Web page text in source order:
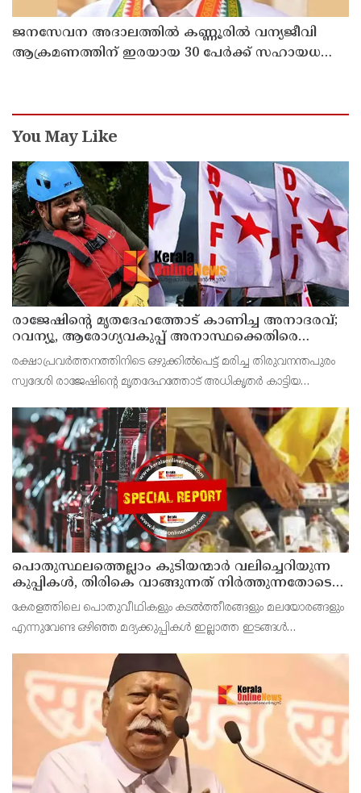
ജനസേവന അദാലത്തിൽ കണ്ണൂരിൽ വന്യജീവി
ആക്രമണത്തിന് ഇരയായ 30 പേർക്ക് സഹായധനം
You May Like
രാജേഷിന്റെ മൃതദേഹത്തോട് കാണിച്ച അനാദരവ്;
റവന്യൂ, ആരോഗ്യവകുപ്പ് അനാസ്ഥക്കെതിരെ
കടുത്ത നടപടി വേണം; ഡിവൈഎഫ്ഐ
ശക്തമായ പ്രതിഷേധത്തിലേക്ക്
രക്ഷാപ്രവർത്തനത്തിനിടെ ഒഴുക്കിൽപെട്ട് മരിച്ച തിരുവനന്തപുരം
സ്വദേശി രാജേഷിന്റെ മൃതദേഹത്തോട് അധികൃതർ കാട്ടിയ
കണ്ണൂർ ജില്ലാ സെക്രട്ടറിയേറ്റ് ശക്തമായി പ്രതിഷേധിക്ക
പൊതുസ്ഥലത്തെല്ലാം കുടിയന്മാര്‍ വലിച്ചെറിയുന്ന
കുപ്പികള്‍, തിരികെ വാങ്ങുന്നത് നിര്‍ത്തുന്നതോടെ
ഇത് ഇരട്ടിക്കും, കോടികളുടെ ലാഭമുള്ള പദ്ധതി
നിര്‍ത്തിയത് എന്തിന്? സര്‍ക്കാരിന്റേത് തലതിരിഞ്ഞ
തീരുമാനമോ?
കേരളത്തിലെ പൊതുവീഥികളും കടല്‍ത്തീരങ്ങളും മലയോരങ്ങളും
എന്നുവേണ്ട ഒഴിഞ്ഞ മദ്യക്കുപ്പികള്‍ ഇല്ലാത്ത ഇടങ്ങള്‍